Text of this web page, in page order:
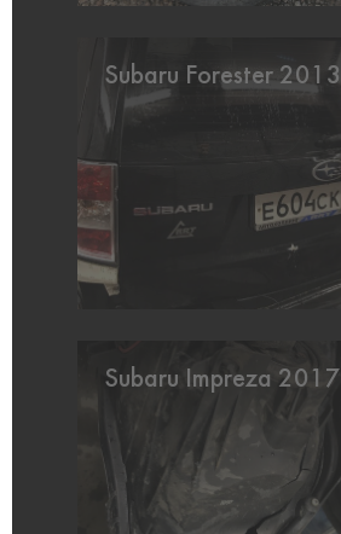
Subaru Forester 2013
Subaru Impreza 2017